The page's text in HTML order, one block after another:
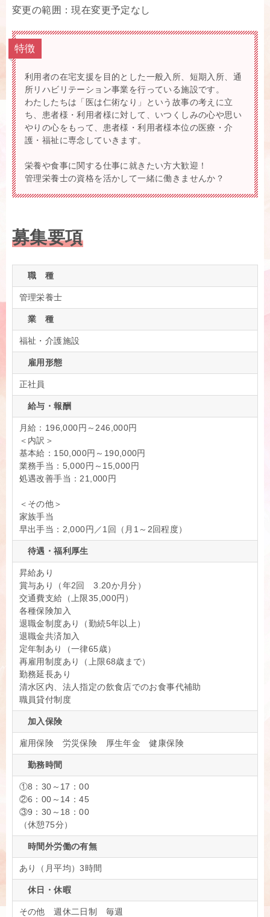
変更の範囲：現在変更予定なし
特徴
利用者の在宅支援を目的とした一般入所、短期入所、通
所リハビリテーション事業を行っている施設です。
わたしたちは「医は仁術なり」という故事の考えに立
ち、患者様・利用者様に対して、いつくしみの心や思い
やりの心をもって、患者様・利用者様本位の医療・介
護・福祉に専念していきます。
栄養や食事に関する仕事に就きたい方大歓迎！
管理栄養士の資格を活かして一緒に働きませんか？
募集要項
職 種
管理栄養士
業 種
福祉・介護施設
雇用形態
正社員
給与・報酬
月給：196,000円～246,000円
＜内訳＞
基本給：150,000円～190,000円
業務手当：5,000円～15,000円
処遇改善手当：21,000円
＜その他＞
家族手当
早出手当：2,000円／1回（月1～2回程度）
待遇・福利厚生
昇給あり
賞与あり（年2回 3.20か月分）
交通費支給（上限35,000円）
各種保険加入
退職金制度あり（勤続5年以上）
退職金共済加入
定年制あり（一律65歳）
再雇用制度あり（上限68歳まで）
勤務延長あり
清水区内、法人指定の飲食店でのお食事代補助
職員貸付制度
加入保険
雇用保険 労災保険 厚生年金 健康保険
勤務時間
①8：30～17：00
②6：00～14：45
③9：30～18：00
（休憩75分）
時間外労働の有無
あり（月平均）3時間
休日・休暇
その他 週休二日制 毎週